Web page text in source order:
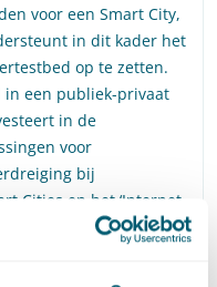
voor een Smart City,
in dit kader het
op te zetten.
in een publiek-privaat
in de
voor
bij
Cities en het ‘Internet